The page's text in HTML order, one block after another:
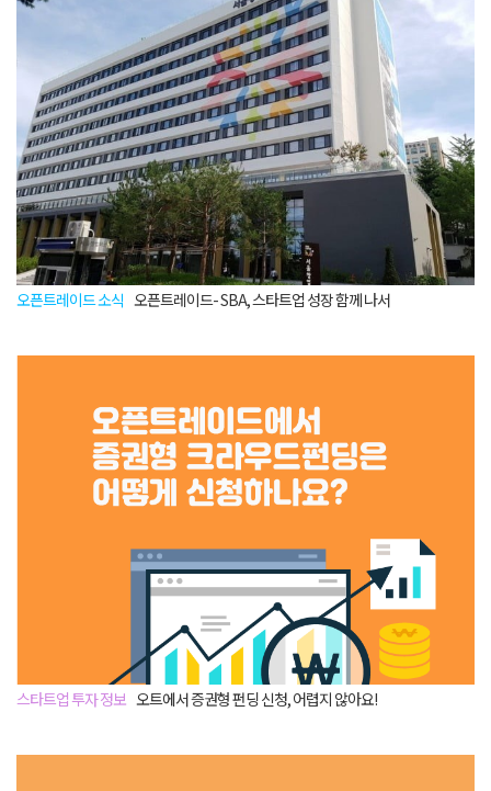
오픈트레이드 소식 오픈트레이드- SBA, 스타트업 성장 함께 나서
스타트업 투자 정보 오트에서 증권형 펀딩 신청, 어렵지 않아요!